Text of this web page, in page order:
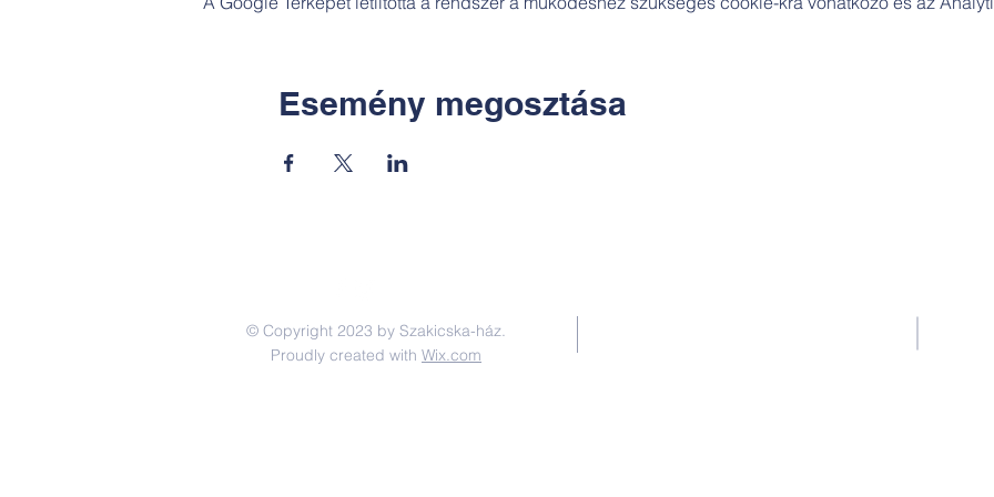
Esemény megosztása
© Copyright 2023 by Szakicska-ház.
Proudly created with Wix.com